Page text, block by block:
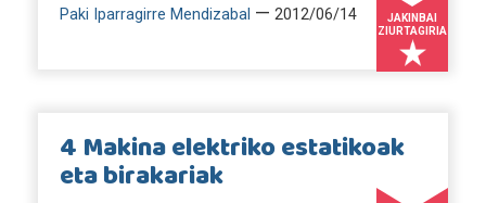
JAKINBAI
ZIURTAGIRIA
Paki Iparragirre Mendizabal — 2012/06/14
4 Makina elektriko estatikoak
eta birakariak